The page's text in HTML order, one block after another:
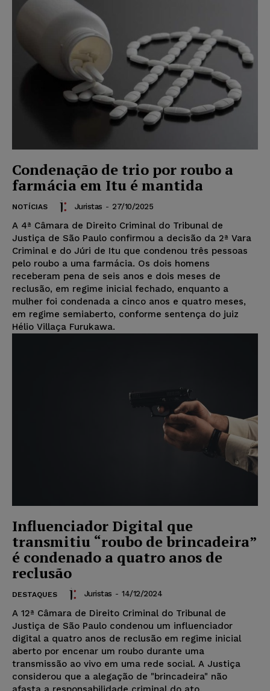
Condenação de trio por roubo a
farmácia em Itu é mantida
NOTÍCIAS Juristas - 27/10/2025
A 4ª Câmara de Direito Criminal do Tribunal de
Justiça de São Paulo confirmou a decisão da 2ª Vara
Criminal e do Júri de Itu que condenou três pessoas
pelo roubo a uma farmácia. Os dois homens
receberam pena de seis anos e dois meses de
reclusão, em regime inicial fechado, enquanto a
mulher foi condenada a cinco anos e quatro meses,
em regime semiaberto, conforme sentença do juiz
Hélio Villaça Furukawa.
Influenciador Digital que
transmitiu “roubo de brincadeira”
é condenado a quatro anos de
reclusão
DESTAQUES Juristas - 14/12/2024
A 12ª Câmara de Direito Criminal do Tribunal de
Justiça de São Paulo condenou um influenciador
digital a quatro anos de reclusão em regime inicial
aberto por encenar um roubo durante uma
transmissão ao vivo em uma rede social. A Justiça
considerou que a alegação de "brincadeira" não